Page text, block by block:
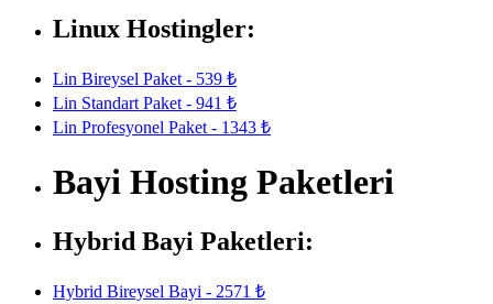
Linux Hostingler:
Lin Bireysel Paket - 539 ₺
Lin Standart Paket - 941 ₺
Lin Profesyonel Paket - 1343 ₺
Bayi Hosting Paketleri
Hybrid Bayi Paketleri:
Hybrid Bireysel Bayi - 2571 ₺